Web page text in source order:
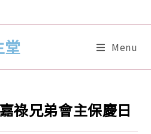
堂 Menu
祿兄弟會主保慶日